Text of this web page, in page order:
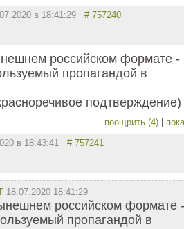
в 18:41:29 # 757240
российском формате -
пропагандой в
подтверждение)
поощрить (4) |
в 18:43:41 # 757241
18.07.2020 18:41:29
российском формате -
пропагандой в